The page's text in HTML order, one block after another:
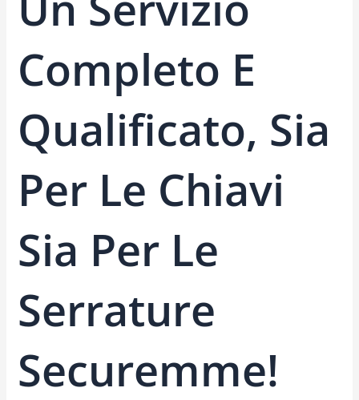
Completo E
Qualificato, Sia
Per Le Chiavi
Sia Per Le
Serrature
Securemme!